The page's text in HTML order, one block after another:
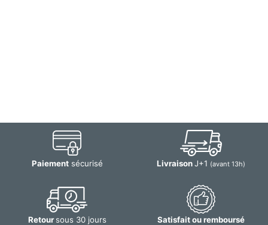
Paiementsécurisé LivraisonJ+1 (avant 13h)
Retoursous 30 jours Satisfait ou remboursé